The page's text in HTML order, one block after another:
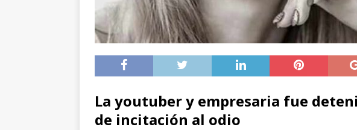
La youtuber y empresaria fue
de incitación al odio